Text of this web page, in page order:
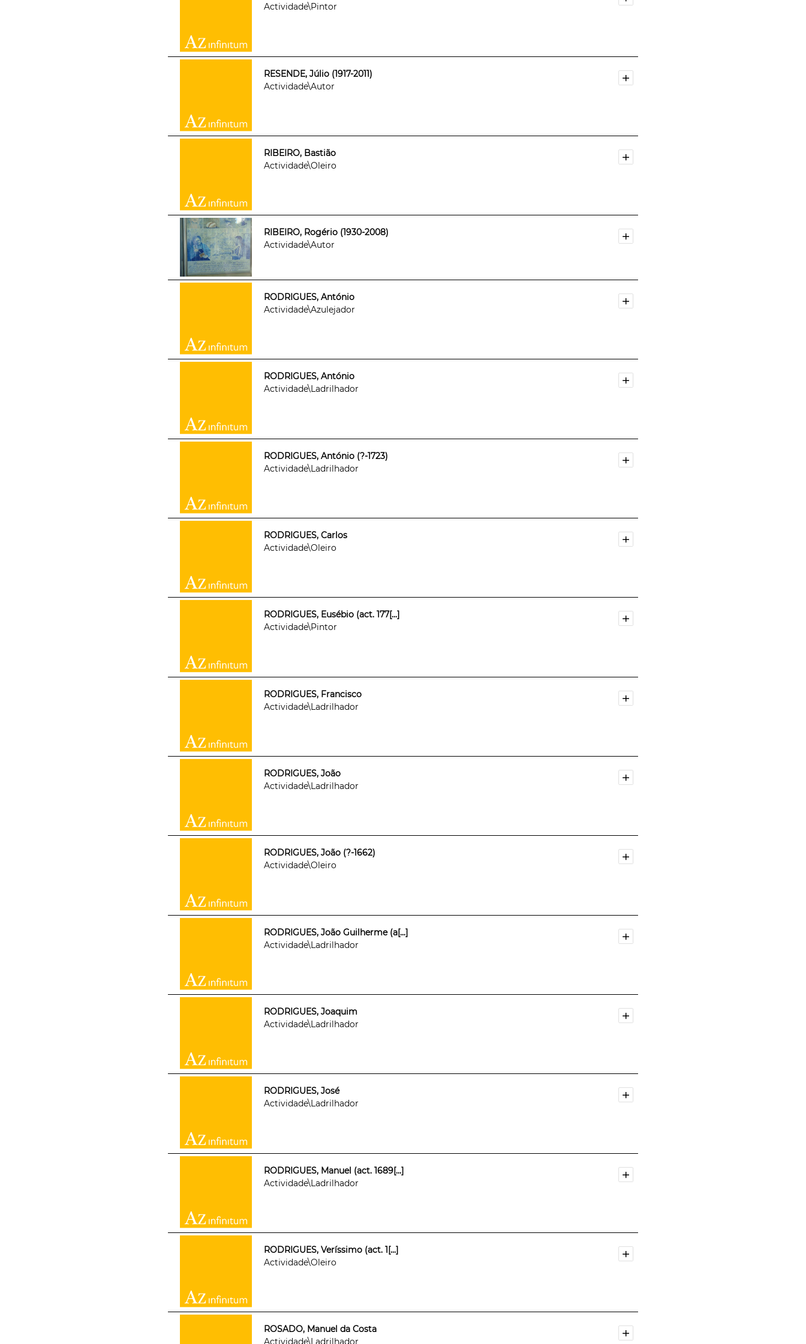
Actividade\Pintor
RESENDE, Júlio (1917-2011)
Actividade\Autor
RIBEIRO, Bastião
Actividade\Oleiro
RIBEIRO, Rogério (1930-2008)
Actividade\Autor
RODRIGUES, António
Actividade\Azulejador
RODRIGUES, António
Actividade\Ladrilhador
RODRIGUES, António (?-1723)
Actividade\Ladrilhador
RODRIGUES, Carlos
Actividade\Oleiro
RODRIGUES, Eusébio (act. 177[...]
Actividade\Pintor
RODRIGUES, Francisco
Actividade\Ladrilhador
RODRIGUES, João
Actividade\Ladrilhador
RODRIGUES, João (?-1662)
Actividade\Oleiro
RODRIGUES, João Guilherme (a[...]
Actividade\Ladrilhador
RODRIGUES, Joaquim
Actividade\Ladrilhador
RODRIGUES, José
Actividade\Ladrilhador
RODRIGUES, Manuel (act. 1689[...]
Actividade\Ladrilhador
RODRIGUES, Veríssimo (act. 1[...]
Actividade\Oleiro
ROSADO, Manuel da Costa
Actividade\Ladrilhador